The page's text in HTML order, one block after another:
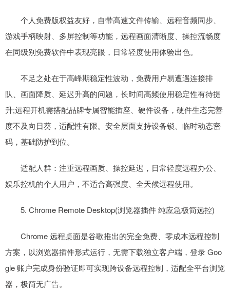
个人免费版权益友好，自带高速文件传输、远程音频同步、
游戏手柄映射、多屏控制等功能，远程画面清晰度、操控流畅度
在同级别免费软件中表现亮眼，日常轻度使用体验出色。
不足之处在于高峰期稳定性波动，免费用户易遭遇连接排
队、画面降质、延迟升高的问题，长时间高频使用稳定性有待提
升;远程开机需搭配品牌专属智能插座、硬件设备，硬件生态完善
度不及向日葵，适配性有限。安全层面支持设备锁、临时动态密
码，基础防护到位。
适配人群：注重远程画质、操控延迟，日常轻度远程办公、
娱乐控机的个人用户，不适合高强度、全天候远程使用。
5. Chrome Remote Desktop(浏览器插件 纯应急极简远控)
Chrome 远程桌面是谷歌推出的完全免费、零成本远程控制
方案，以浏览器插件形式运行，无需下载独立客户端，登录 Goo
gle 账户完成身份验证即可实现跨设备远程控制，适配全平台浏览
器，极简无广告。